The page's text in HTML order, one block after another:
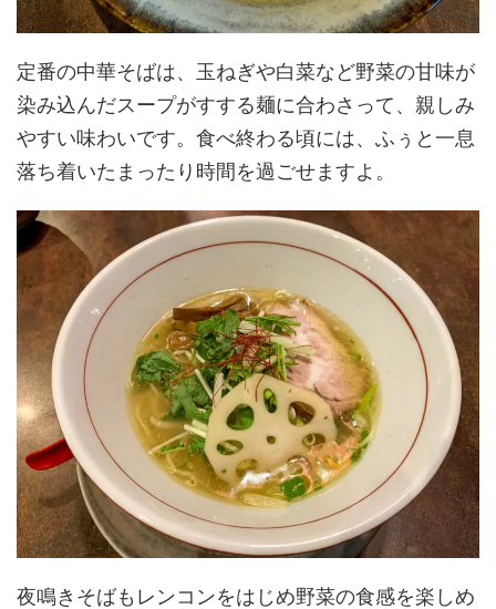
定番の中華そばは、玉ねぎや白菜など野菜の甘味が
染み込んだスープがすする麺に合わさって、親しみ
やすい味わいです。食べ終わる頃には、ふぅと一息
落ち着いたまったり時間を過ごせますよ。
夜鳴きそばもレンコンをはじめ野菜の食感を楽しめ